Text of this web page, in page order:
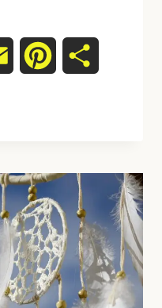
Email Pinterest